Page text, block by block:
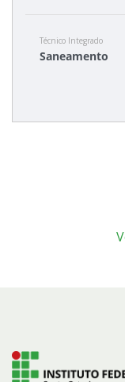
Técnico Integrado
Saneamento